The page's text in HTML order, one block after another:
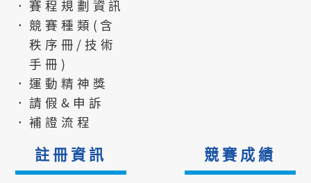
．賽程規劃資訊
．競賽種類(含
秩序冊/技術
手冊)
．運動精神獎
．請假&申訴
．補證流程
註冊資訊 競賽成績